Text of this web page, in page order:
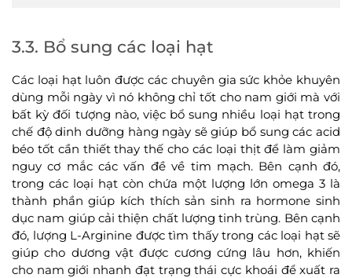
3.3. Bổ sung các loại hạt
Các loại hạt luôn được các chuyên gia sức khỏe khuyên
dùng mỗi ngày vì nó không chỉ tốt cho nam giới mà với
bất kỳ đối tượng nào, việc bổ sung nhiều loại hạt trong
chế độ dinh dưỡng hàng ngày sẽ giúp bổ sung các acid
béo tốt cần thiết thay thế cho các loại thịt để làm giảm
nguy cơ mắc các vấn đề về tim mạch. Bên cạnh đó,
trong các loại hạt còn chứa một lượng lớn omega 3 là
thành phần giúp kích thích sản sinh ra hormone sinh
dục nam giúp cải thiện chất lượng tinh trùng. Bên cạnh
đó, lượng L-Arginine được tìm thấy trong các loại hạt sẽ
giúp cho dương vật được cương cứng lâu hơn, khiến
cho nam giới nhanh đạt trạng thái cực khoái để xuất ra